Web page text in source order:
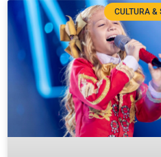
CULTURA &